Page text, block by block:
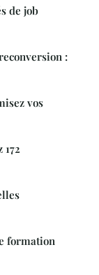
de job
:
vos
formation